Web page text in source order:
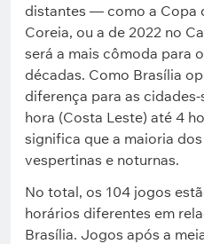
distantes — como a Copa
Coreia, ou a de 2022 no
será a mais cômoda para
décadas. Como Brasília
diferença para as
hora (Costa Leste) até 4
significa que a maioria
vespertinas e noturnas.
No total, os 104 jogos
horários diferentes em
Brasília. Jogos após a